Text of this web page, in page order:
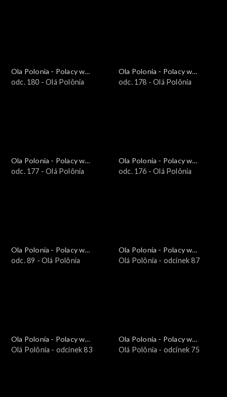
Ola Polonia - Polacy w
Brazylii i Ameryce
odc. 180 - Olá Polônia
Ola Polonia - Polacy w
Brazylii i Ameryce
odc. 178 - Olá Polônia
Ola Polonia - Polacy w
Brazylii i Ameryce
odc. 177 - Olá Polônia
Ola Polonia - Polacy w
Brazylii i Ameryce
odc. 176 - Olá Polônia
Ola Polonia - Polacy w
Brazylii i Ameryce
odc. 89 - Olá Polônia
Ola Polonia - Polacy w
Brazylii i Ameryce
Olá Polônia - odcinek 87
Ola Polonia - Polacy w
Brazylii i Ameryce
Olá Polônia - odcinek 83
Ola Polonia - Polacy w
Brazylii i Ameryce
Olá Polônia - odcinek 75